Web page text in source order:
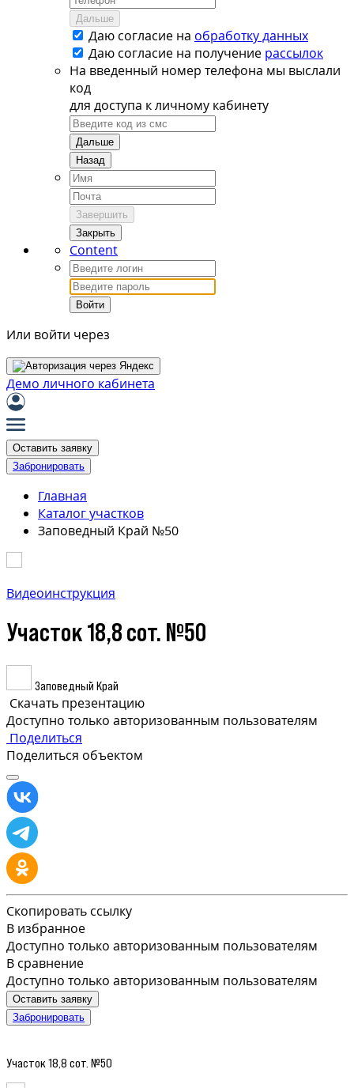
Дальше
Даю согласие на обработку данных
Даю согласие на получение рассылок
На введенный номер телефона мы выслали
код
для доступа к личному кабинету
Дальше
Назад
Завершить
Закрыть
Content
Войти
Или войти через
Демо личного кабинета
Оставить заявку
Забронировать
Главная
Каталог участков
Заповедный Край №50
Видеоинструкция
Участок 18,8 сот. №50
Заповедный Край
Скачать презентацию
Доступно только авторизованным пользователям
Поделиться
Поделиться объектом
Скопировать ссылку
В избранное
Доступно только авторизованным пользователям
В сравнение
Доступно только авторизованным пользователям
Оставить заявку
Забронировать
Участок 18,8 сот. №50